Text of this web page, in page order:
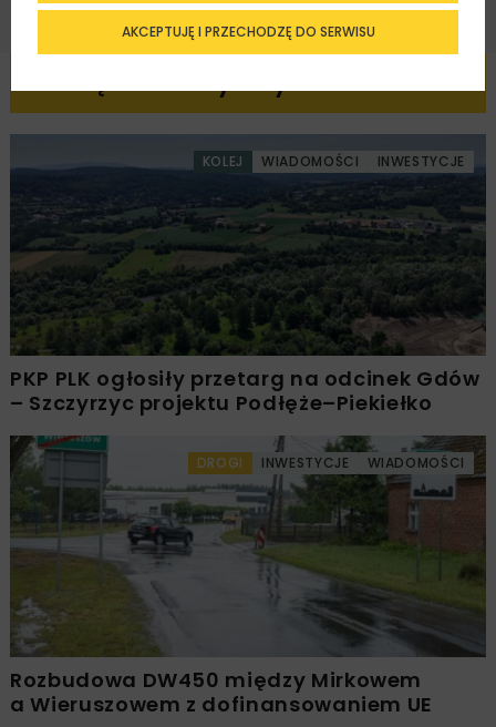
Powiązane artykuły
KOLEJ WIADOMOŚCI INWESTYCJE
PKP PLK ogłosiły przetarg na odcinek Gdów
– Szczyrzyc projektu Podłęże–Piekiełko
DROGI INWESTYCJE WIADOMOŚCI
Rozbudowa DW450 między Mirkowem
a Wieruszowem z dofinansowaniem UE
AKCEPTUJĘ I PRZECHODZĘ DO SERWISU